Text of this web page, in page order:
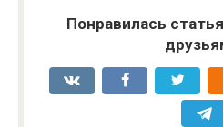
Понравилась